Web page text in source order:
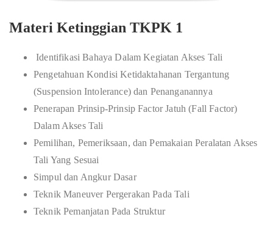
Materi Ketinggian TKPK 1
Identifikasi Bahaya Dalam Kegiatan Akses Tali
Pengetahuan Kondisi Ketidaktahanan Tergantung
(Suspension Intolerance) dan Penanganannya
Penerapan Prinsip-Prinsip Factor Jatuh (Fall Factor)
Dalam Akses Tali
Pemilihan, Pemeriksaan, dan Pemakaian Peralatan Akses
Tali Yang Sesuai
Simpul dan Angkur Dasar
Teknik Maneuver Pergerakan Pada Tali
Teknik Pemanjatan Pada Struktur